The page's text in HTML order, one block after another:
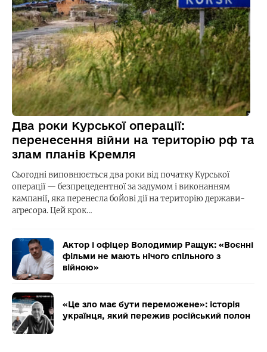
Два роки Курської операції:
перенесення війни на територію рф та
злам планів Кремля
Сьогодні виповнюється два роки від початку Курської
операції — безпрецедентної за задумом і виконанням
кампанії, яка перенесла бойові дії на територію держави-
агресора. Цей крок…
Актор і офіцер Володимир Ращук: «Воєнні
фільми не мають нічого спільного з
війною»
«Це зло має бути переможене»: історія
українця, який пережив російський полон